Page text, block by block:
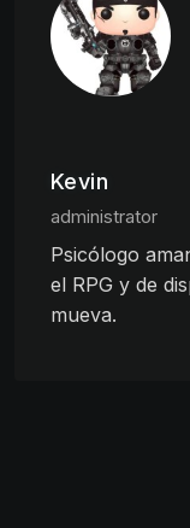
Kevin
administrator
Psicólogo
el RPG y de
mueva.